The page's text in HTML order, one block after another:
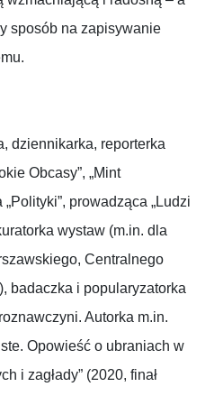
sposób na zapisywanie
dziennikarka, reporterka
Obcasy”, „Mint
prowadząca „Ludzi
wystaw (m.in. dla
Centralnego
badaczka i popularyzatorka
Autorka m.in.
Opowieść o ubraniach w
i zagłady” (2020, finał